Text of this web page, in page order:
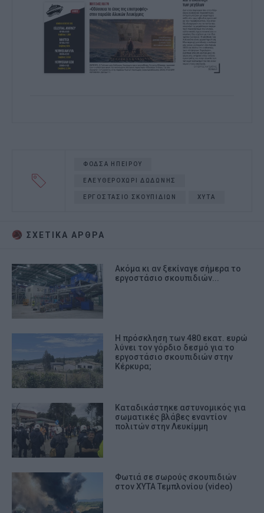
ΦΟΔΣΑ ΗΠΕΙΡΟΥ
ΕΛΕΥΘΕΡΟΧΩΡΙ ΔΩΔΩΝΗΣ
ΕΡΓΟΣΤΑΣΙΟ ΣΚΟΥΠΙΔΙΩΝ ΧΥΤΑ
ΣΧΕΤΙΚA AΡΘΡΑ
Ακόμα κι αν ξεκίναγε σήμερα το
εργοστάσιο σκουπιδιών...
Η πρόσκληση των 480 εκατ. ευρώ
λύνει τον γόρδιο δεσμό για το
εργοστάσιο σκουπιδιών στην
Κέρκυρα;
Καταδικάστηκε αστυνομικός για
σωματικές βλάβες εναντίον
πολιτών στην Λευκίμμη
Φωτιά σε σωρούς σκουπιδιών
στον ΧΥΤΑ Τεμπλονίου (video)